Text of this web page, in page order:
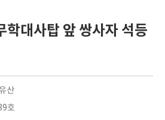
학대사탑 앞 쌍사자 석등
산
호